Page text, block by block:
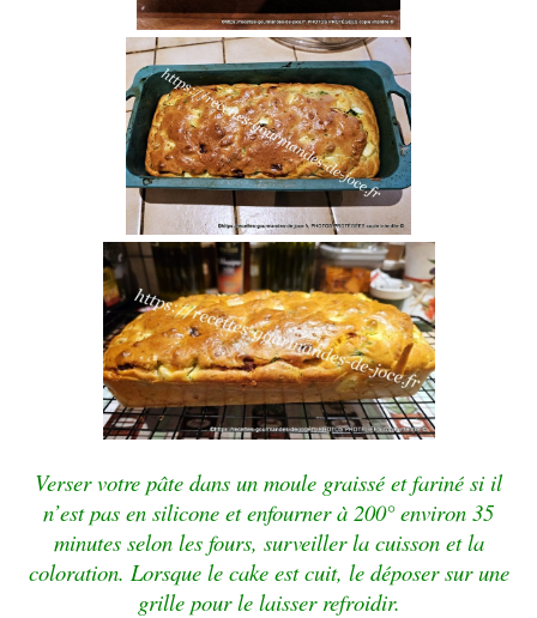
Verser votre pâte dans un moule graissé et fariné si il
n’est pas en silicone et enfourner à 200° environ 35
minutes selon les fours, surveiller la cuisson et la
coloration. Lorsque le cake est cuit, le déposer sur une
grille pour le laisser refroidir.